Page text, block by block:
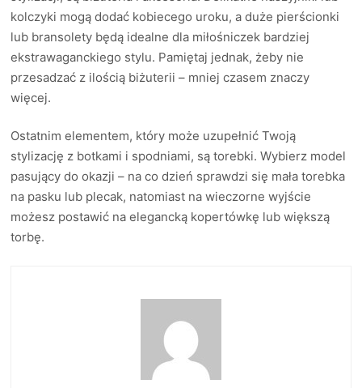
kolczyki mogą dodać kobiecego uroku, a duże pierścionki
lub bransolety będą idealne dla miłośniczek bardziej
ekstrawaganckiego stylu. Pamiętaj jednak, żeby nie
przesadzać z ilością biżuterii – mniej czasem znaczy
więcej.
Ostatnim elementem, który może uzupełnić Twoją
stylizację z botkami i spodniami, są torebki. Wybierz model
pasujący do okazji – na co dzień sprawdzi się mała torebka
na pasku lub plecak, natomiast na wieczorne wyjście
możesz postawić na elegancką kopertówkę lub większą
torbę.